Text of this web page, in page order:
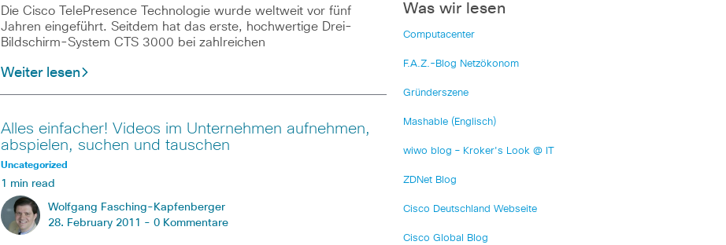
Die Cisco TelePresence Technologie wurde weltweit vor fünf
Jahren eingeführt. Seitdem hat das erste, hochwertige Drei-
Bildschirm-System CTS 3000 bei zahlreichen
Weiter lesen
Alles einfacher! Videos im Unternehmen aufnehmen,
abspielen, suchen und tauschen
Uncategorized
1 min read
Wolfgang Fasching-Kapfenberger
28. February 2011 - 0 Kommentare
Was wir lesen
Computacenter
F.A.Z.-Blog Netzökonom
Gründerszene
Mashable (Englisch)
wiwo blog – Kroker's Look @ IT
ZDNet Blog
Cisco Deutschland Webseite
Cisco Global Blog